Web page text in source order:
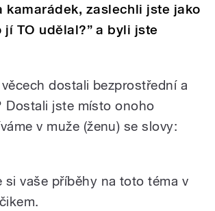
kamarádek, zaslechli jste jako
jí TO udělal?” a byli jste
dostali bezprostřední a
Dostali jste místo onoho
v muže (ženu) se slovy:
vaše příběhy na toto téma v